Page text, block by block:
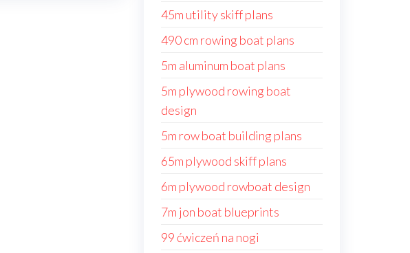
45m utility skiff plans
490 cm rowing boat plans
5m aluminum boat plans
5m plywood rowing boat
design
5m row boat building plans
65m plywood skiff plans
6m plywood rowboat design
7m jon boat blueprints
99 ćwiczeń na nogi